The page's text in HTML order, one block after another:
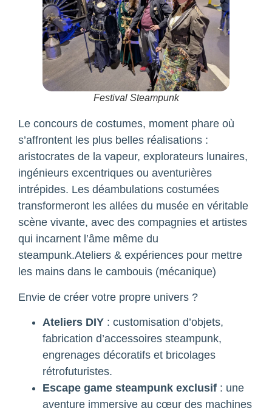
Festival Steampunk
Le concours de costumes, moment phare où
s’affrontent les plus belles réalisations :
aristocrates de la vapeur, explorateurs lunaires,
ingénieurs excentriques ou aventurières
intrépides. Les déambulations costumées
transformeront les allées du musée en véritable
scène vivante, avec des compagnies et artistes
qui incarnent l’âme même du
steampunk.Ateliers & expériences pour mettre
les mains dans le cambouis (mécanique)
Envie de créer votre propre univers ?
Ateliers DIY : customisation d’objets,
fabrication d’accessoires steampunk,
engrenages décoratifs et bricolages
rétrofuturistes.
Escape game steampunk exclusif : une
aventure immersive au cœur des machines